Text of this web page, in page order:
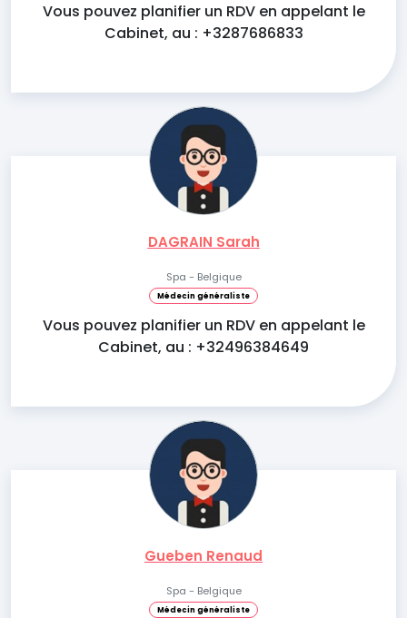
Vous pouvez planifier un RDV en appelant le
Cabinet, au : +3287686833
DAGRAIN Sarah
Spa - Belgique
Médecin généraliste
Vous pouvez planifier un RDV en appelant le
Cabinet, au : +32496384649
Gueben Renaud
Spa - Belgique
Médecin généraliste